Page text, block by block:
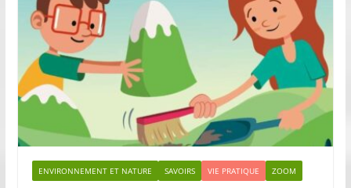
ENVIRONNEMENT ET NATURE SAVOIRS VIE PRATIQUE ZOOM